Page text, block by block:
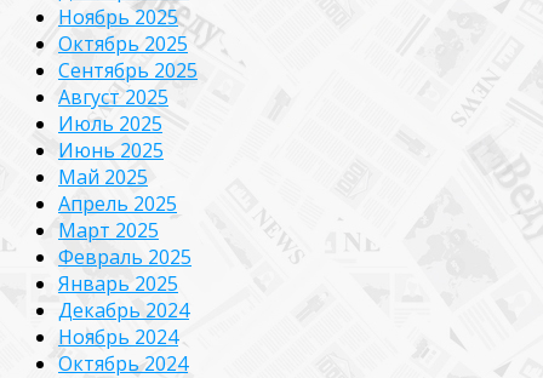
Ноябрь 2025
Октябрь 2025
Сентябрь 2025
Август 2025
Июль 2025
Июнь 2025
Май 2025
Апрель 2025
Март 2025
Февраль 2025
Январь 2025
Декабрь 2024
Ноябрь 2024
Октябрь 2024